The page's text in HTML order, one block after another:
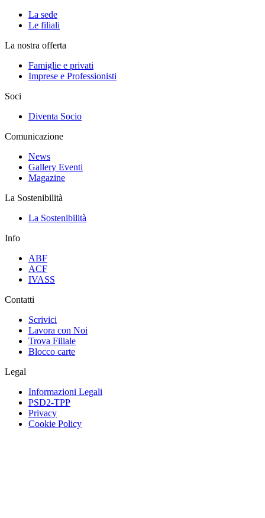
La sede
Le filiali
La nostra offerta
Famiglie e privati
Imprese e Professionisti
Soci
Diventa Socio
Comunicazione
News
Gallery Eventi
Magazine
La Sostenibilità
La Sostenibilità
Info
ABF
ACF
IVASS
Contatti
Scrivici
Lavora con Noi
Trova Filiale
Blocco carte
Legal
Informazioni Legali
PSD2-TPP
Privacy
Cookie Policy